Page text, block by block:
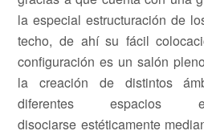
la especial estructuración de
techo, de ahí su fácil
configuración es un salón
la creación de distintos
diferentes espacios
disociarse estéticamente